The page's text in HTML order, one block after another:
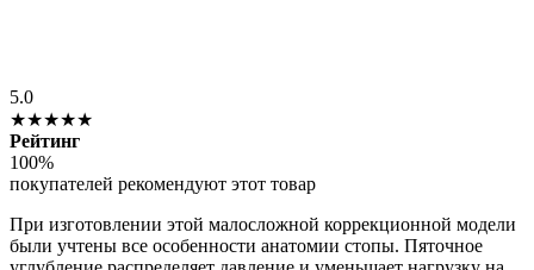
5.0
★★★★★
Рейтинг
100%
покупателей рекомендуют этот товар
При изготовлении этой малосложной коррекционной модели
были учтены все особенности анатомии стопы. Пяточное